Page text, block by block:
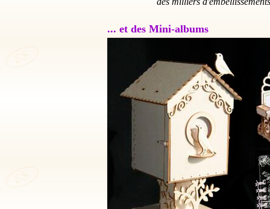
... et des Mini-albums